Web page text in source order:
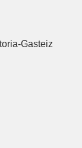
Gasteiz